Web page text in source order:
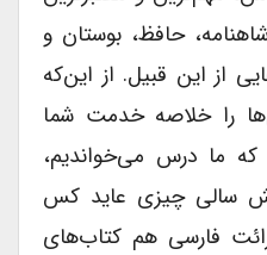
حافظ، بوستان و
از این قبیل. از این‌که
را خلاصه خدمت شما
ما درس می‌خواندیم،
سالی چیزی عاید کس
فارسی هم کتاب‌های